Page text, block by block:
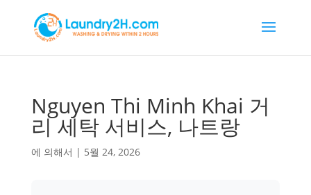
Nguyen Thi Minh Khai 거
리 세탁 서비스, 나트랑
에 의해서 | 5월 24, 2026